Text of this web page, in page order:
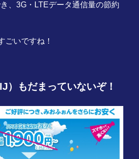
、3G・LTEデータ通信量の節約
ごいですね！
）もだまっていないぞ！